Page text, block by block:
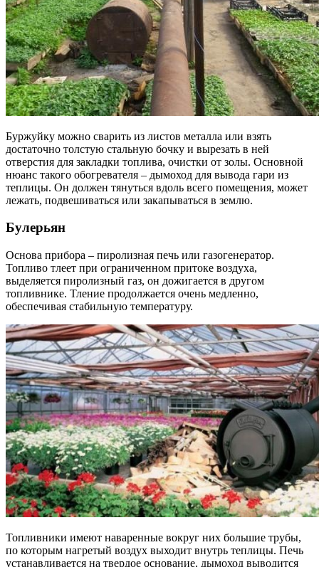
Буржуйку можно сварить из листов металла или взять
достаточно толстую стальную бочку и вырезать в ней
отверстия для закладки топлива, очистки от золы. Основной
нюанс такого обогревателя – дымоход для вывода гари из
теплицы. Он должен тянуться вдоль всего помещения, может
лежать, подвешиваться или закапываться в землю.
Булерьян
Основа прибора – пиролизная печь или газогенератор.
Топливо тлеет при ограниченном притоке воздуха,
выделяется пиролизный газ, он дожигается в другом
топливнике. Тление продолжается очень медленно,
обеспечивая стабильную температуру.
Топливники имеют наваренные вокруг них большие трубы,
по которым нагретый воздух выходит внутрь теплицы. Печь
устанавливается на твердое основание, дымоход выводится